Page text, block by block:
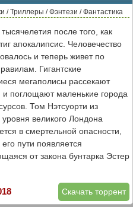
/ Триллеры / Фэнтези / Фантастика
после того, как
апокалипсис. Человечество
и теперь живет по
Гигантские
мегаполисы рассекают
и поглощают маленькие города
Том Нэтсуорти из
уровня великого Лондона
в смертельной опасности,
его пути появляется
от закона бунтарка Эстер
изменить будущее.
Скачать торрент